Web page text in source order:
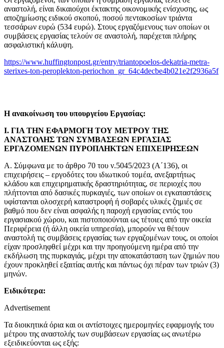
αναστολή, είναι δικαιούχοι έκτακτης οικονομικής ενίσχυσης, ως
αποζημίωσης ειδικού σκοπού, ποσού πεντακοσίων τριάντα
τεσσάρων ευρώ (534 ευρώ). Στους εργαζόμενους των οποίων οι
συμβάσεις εργασίας τελούν σε αναστολή, παρέχεται πλήρης
ασφαλιστική κάλυψη.
https://www.huffingtonpost.gr/entry/triantopoelos-dekatria-metra-
sterixes-ton-peroplekton-periochon_gr_64c4decbe4b021e2f2936a5f
Η ανακοίνωση του υπουργείου Εργασίας:
Ι. ΓΙΑ ΤΗΝ ΕΦΑΡΜΟΓΗ ΤΟΥ ΜΕΤΡΟΥ ΤΗΣ
ΑΝΑΣΤΟΛΗΣ ΤΩΝ ΣΥΜΒΑΣΕΩΝ ΕΡΓΑΣΙΑΣ
ΕΡΓΑΖΟΜΕΝΩΝ ΠΥΡΟΠΛΗΚΤΩΝ ΕΠΙΧΕΙΡΗΣΕΩΝ
Α. Σύμφωνα με το άρθρο 70 του ν.5045/2023 (Α΄136), οι
επιχειρήσεις – εργοδότες του ιδιωτικού τομέα, ανεξαρτήτως
κλάδου και επιχειρηματικής δραστηριότητας, σε περιοχές που
πλήττονται από δασικές πυρκαγιές, των οποίων οι εγκαταστάσεις
υφίστανται ολοσχερή καταστροφή ή σοβαρές υλικές ζημιές σε
βαθμό που δεν είναι ασφαλής η παροχή εργασίας εντός του
εργασιακού χώρου, και πιστοποιούνται ως τέτοιες από την οικεία
Περιφέρεια (ή άλλη οικεία υπηρεσία), μπορούν να θέτουν
αναστολή τις συμβάσεις εργασίας των εργαζομένων τους, οι οποίοι
είχαν προσληφθεί μέχρι και την προηγούμενη ημέρα από την
εκδήλωση της πυρκαγιάς, μέχρι την αποκατάσταση των ζημιών που
έχουν προκληθεί εξαιτίας αυτής και πάντως όχι πέραν των τριών (3)
μηνών.
Ειδικότερα:
Advertisement
Τα διοικητικά όρια και οι αντίστοιχες ημερομηνίες εφαρμογής του
μέτρου της αναστολής των συμβάσεων εργασίας ως ανωτέρω
εξειδικεύονται ως εξής: